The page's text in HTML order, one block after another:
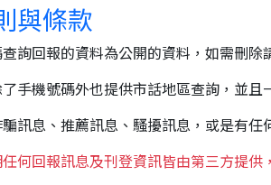
與條款
詢回報的資料為公開的資料，如需刪除
手機號碼外也提供市話地區查詢，並且
訊息、推薦訊息、騷擾訊息，或是有任
何回報訊息及刊登資訊皆由第三方提供